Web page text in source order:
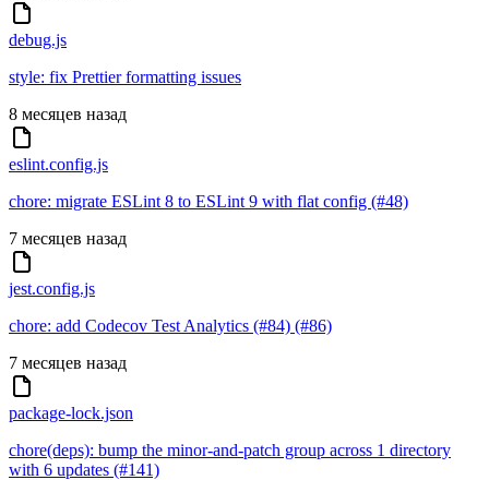
debug.js
style: fix Prettier formatting issues
8 месяцев назад
eslint.config.js
chore: migrate ESLint 8 to ESLint 9 with flat config (#48)
7 месяцев назад
jest.config.js
chore: add Codecov Test Analytics (#84) (#86)
7 месяцев назад
package-lock.json
chore(deps): bump the minor-and-patch group across 1 directory
with 6 updates (#141)